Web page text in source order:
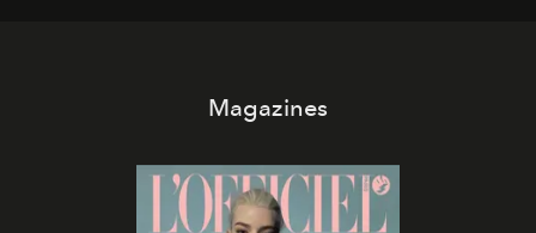
Magazines